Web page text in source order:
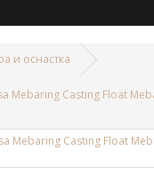
и оснастка
Mebaring Casting Float